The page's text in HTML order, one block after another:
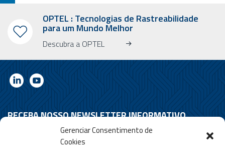
Gerenciar Consentimento de
Cookies
OPTEL : Tecnologias de Rastreabilidade
para um Mundo Melhor
Descubra a OPTEL
RECEBA NOSSO NEWSLETTER INFORMATIVO
Recena informações sobre o mercado, a OPTEL, nossos próximos
eventos e nossas últimas notícias!